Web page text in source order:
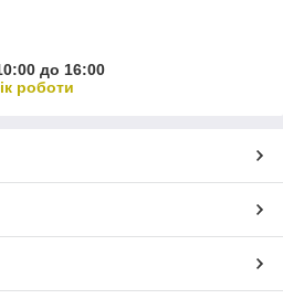
до 16:00
роботи